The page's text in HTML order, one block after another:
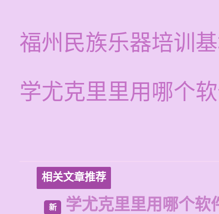
福州民族乐器培训
学尤克里里用哪个
相关文章推荐
新 学尤克里里用哪个软